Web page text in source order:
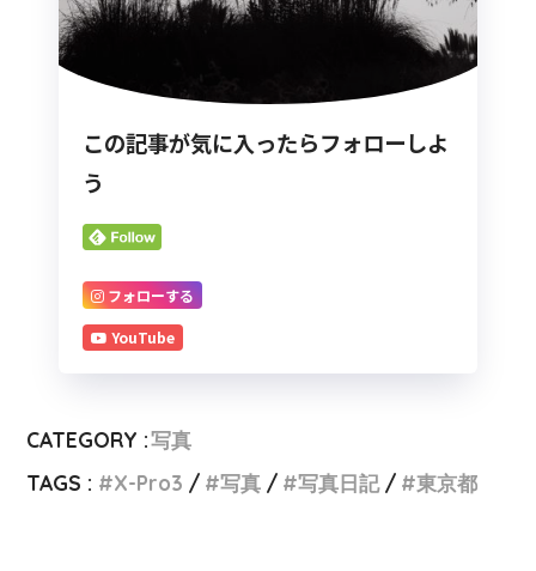
この記事が気に入ったらフォローしよ
う
フォローする
YouTube
CATEGORY :写真
TAGS :
X-Pro3 写真 写真日記 東京都